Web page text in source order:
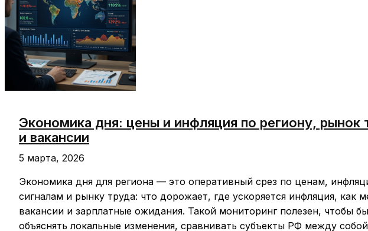
и
практические
кейсы
Экономика дня: цены и инфляция по региону, рынок
и вакансии
5 марта, 2026
Экономика дня для региона — это оперативный срез по ценам,
сигналам и рынку труда: что дорожает, где ускоряется инфляция, как
вакансии и зарплатные ожидания. Такой мониторинг полезен, чтобы
объяснять локальные изменения, сравнивать субъекты РФ между